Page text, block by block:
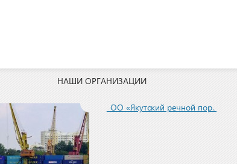
НАШИ ОРГАНИЗАЦИИ
ООО «Якутский речной порт»